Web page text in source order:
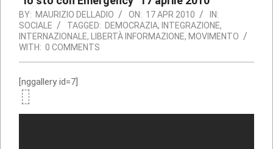
BY: MAURIZIO DELLADIO ON: 17 APR 2010
IN:
SOCIALE
TAGGED: DEMOCRAZIA, INTEGRAZIONE,
INTERNAZIONALE, LIBERTÀ INFORMAZIONE, MOVIMENTO
WITH: 0 COMMENTS
[nggallery id=7]